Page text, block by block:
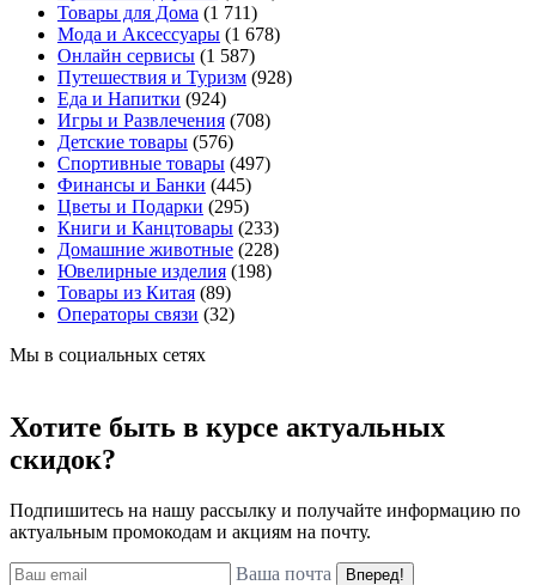
Товары для Дома (1 711)
Мода и Аксессуары (1 678)
Онлайн сервисы (1 587)
Путешествия и Туризм (928)
Еда и Напитки (924)
Игры и Развлечения (708)
Детские товары (576)
Спортивные товары (497)
Финансы и Банки (445)
Цветы и Подарки (295)
Книги и Канцтовары (233)
Домашние животные (228)
Ювелирные изделия (198)
Товары из Китая (89)
Операторы связи (32)
Мы в социальных сетях
Хотите быть в курсе актуальных
скидок?
Подпишитесь на нашу рассылку и получайте информацию по
актуальным промокодам и акциям на почту.
Ваша почта
Вперед!